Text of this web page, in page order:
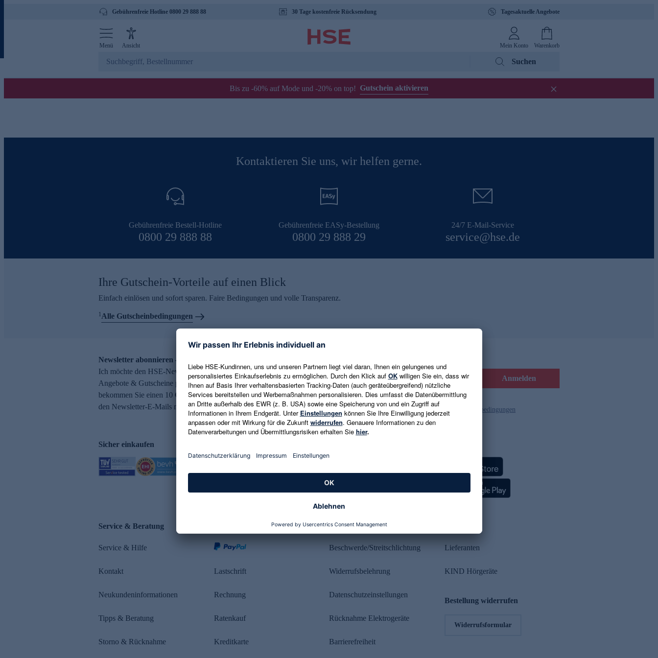
Gebührenfreie Hotline 0800 29 888 88 30 Tage kostenfreie Rücksendung Tagesaktuelle Angebote
Menü Ansicht Mein Konto Warenkorb
Suchen
Bis zu -60% auf Mode und -20% on top! Gutschein aktivieren
Kontaktieren Sie uns, wir helfen gerne.
Gebührenfreie Bestell-Hotline
0800 29 888 88
Gebührenfreie EASy-Bestellung
0800 29 888 29
24/7 E-Mail-Service
service@hse.de
Ihre Gutschein-Vorteile auf einen Blick
Einfach einlösen und sofort sparen. Faire Bedingungen und volle Transparenz.
1Alle Gutscheinbedingungen
Newsletter abonnieren – 10 € Gutschein erhalten
Ich möchte den HSE-Newsletter abonnieren und aktuelle Trends,
Angebote & Gutscheine per E-Mail erhalten. Als Dankeschön
bekommen Sie einen 10 € Gutschein. Eine Abmeldung ist jederzeit in
den Newsletter-E-Mails möglich.
E-Mail-Adresse eingeben Anmelden
Es gelten die Datenschutzrichtlinien und die Gutscheinbedingungen
Sicher einkaufen
Service & Beratung
Service & Hilfe
Kontakt
Neukundeninformationen
Tipps & Beratung
Storno & Rücknahme
Lastschrift
Rechnung
Ratenkauf
Kreditkarte
Rechtliches
Beschwerde/Streitschlichtung
Widerrufsbelehrung
Datenschutzeinstellungen
Rücknahme Elektrogeräte
Barrierefreiheit
Lieferanten
KIND Hörgeräte
Bestellung widerrufen
Widerrufsformular